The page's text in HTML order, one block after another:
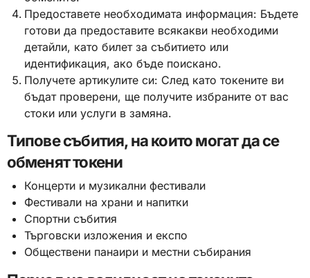
Предоставете необходимата информация: Бъдете
готови да предоставите всякакви необходими
детайли, като билет за събитието или
идентификация, ако бъде поискано.
Получете артикулите си: След като токените ви
бъдат проверени, ще получите избраните от вас
стоки или услуги в замяна.
Типове събития, на които могат да се
обменят токени
Концерти и музикални фестивали
Фестивали на храни и напитки
Спортни събития
Търговски изложения и експо
Обществени панаири и местни събирания